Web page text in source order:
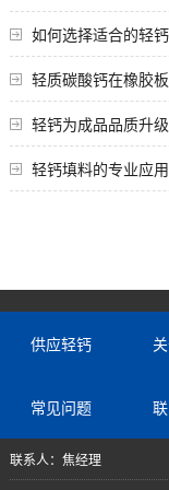
的双重提升
如何选择适合的轻
轻质碳酸钙在橡胶
轻钙为成品品质升
轻钙填料的专业应
供应轻钙
常见问题
联系人：焦经理